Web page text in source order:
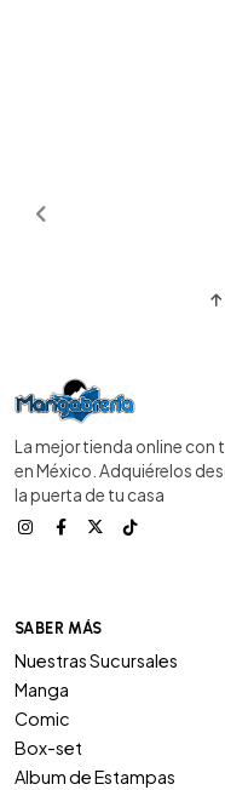
La mejor tienda online
en México. Adquiérelos
la puerta de tu casa
SABER MÁS
Nuestras Sucursales
Manga
Comic
Box-set
Album de Estampas